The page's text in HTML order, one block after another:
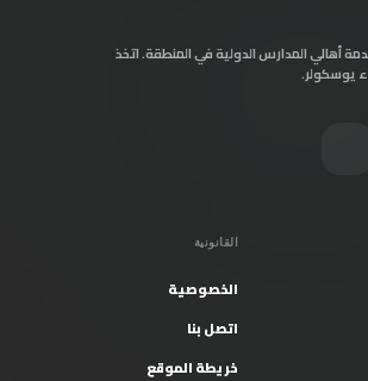
أهالي المدارس الدولية في المنطقة. اتخذ
يوسكولر.
القانونية
الخصوصية
اتصل بنا
خريطة الموقع